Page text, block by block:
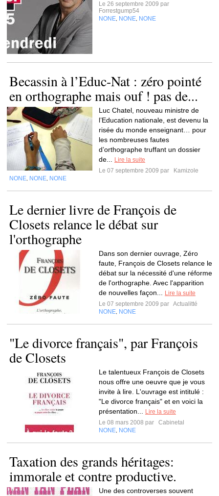
Le 26 septembre 2009 par
Forrestgump54
NONE NONE NONE
Becassin à l’Educ-Nat : zéro pointé
en orthographe mais ouf ! pas de...
Luc Chatel, nouveau ministre de
l’Education nationale, est devenu la
risée du monde enseignant… pour
les nombreuses fautes
d’orthographe truffant un dossier
de...
Lire la suite
Le 07 septembre 2009 par
Kamizole
NONE NONE NONE
Le dernier livre de François de
Closets relance le débat sur
l'orthographe
Dans son dernier ouvrage, Zéro
faute, François de Closets relance le
débat sur la nécessité d'une réforme
de l'orthographe. Avec l'apparition
de nouvelles façon...
Lire la suite
Le 07 septembre 2009 par Actualitté
NONE NONE
"Le divorce français", par François
de Closets
Le talentueux François de Closets
nous offre une oeuvre que je vous
invite à lire. L'ouvrage est intitulé :
"Le divorce français" et en voici la
présentation...
Lire la suite
Le 08 mars 2008 par
Cabinetal
NONE NONE
Taxation des grands héritages:
immorale et contre productive.
Une des controverses souvent